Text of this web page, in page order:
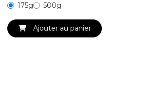
175g 500g
Ajouter au panier